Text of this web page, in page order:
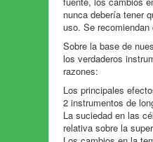
nunca debería tener
uso. Se
Sobre la base de
los verdaderos
razones:
Los principales
2 instrumentos de
La suciedad en las
relativa sobre la